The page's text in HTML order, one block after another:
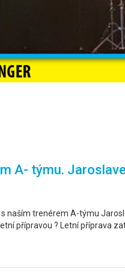
A- týmu.
naším trenérem A-týmu
přípravou ? Letní příprava